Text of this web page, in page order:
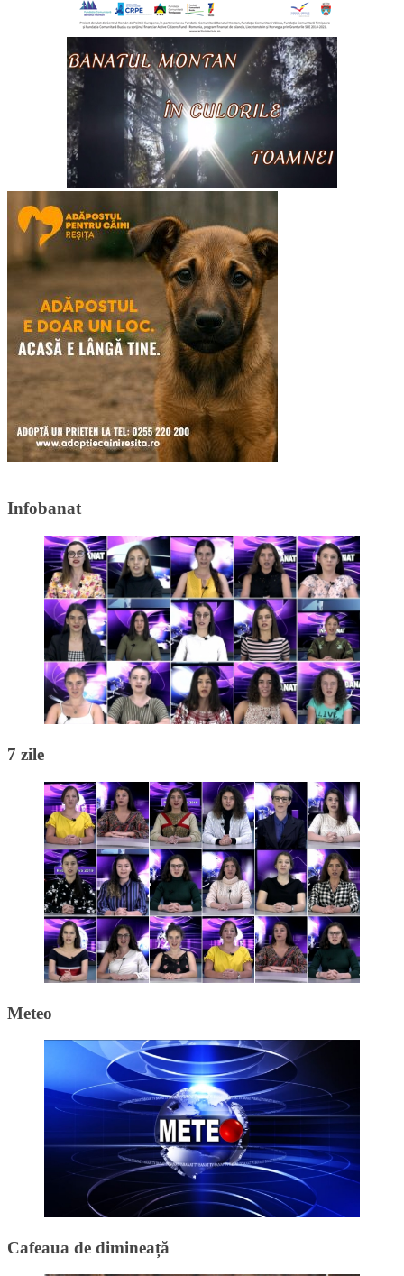
Infobanat
7 zile
Meteo
Cafeaua de dimineață